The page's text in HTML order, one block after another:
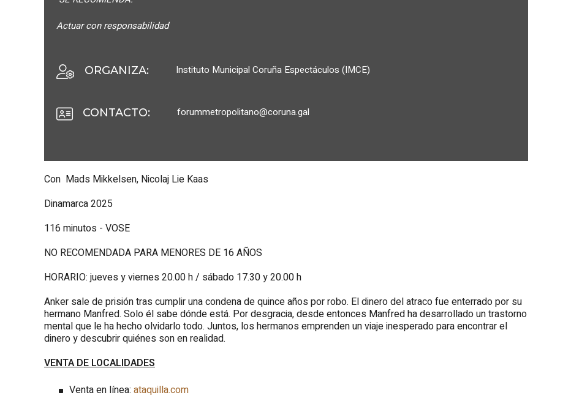
Actuar con responsabilidad
ORGANIZA: Instituto Municipal Coruña Espectáculos (IMCE)
CONTACTO: forummetropolitano@coruna.gal
Con Mads Mikkelsen, Nicolaj Lie Kaas
Dinamarca 2025
116 minutos - VOSE
NO RECOMENDADA PARA MENORES DE 16 AÑOS
HORARIO: jueves y viernes 20.00 h / sábado 17.30 y 20.00 h
Anker sale de prisión tras cumplir una condena de quince años por robo. El dinero del atraco fue enterrado por su
hermano Manfred. Solo él sabe dónde está. Por desgracia, desde entonces Manfred ha desarrollado un trastorno
mental que le ha hecho olvidarlo todo. Juntos, los hermanos emprenden un viaje inesperado para encontrar el
dinero y descubrir quiénes son en realidad.
VENTA DE LOCALIDADES
Venta en línea: ataquilla.com